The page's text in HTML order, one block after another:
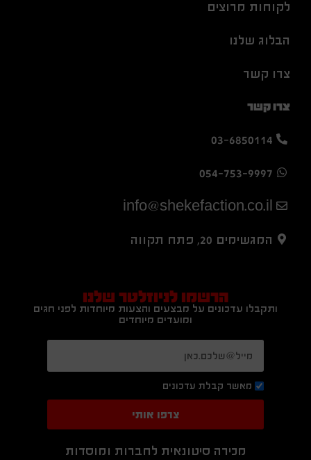
לקוחות מרוצים
הבלוג שלנו
צרו קשר
צרו קשר
03-6850114
054-753-9997
info@shekefaction.co.il
המגשימים 20, פתח תקווה
הרשמו לניוזלטר שלנו
ותקבלו עדכונים על מבצעים והצעות מיוחדות לפני חגים
ומועדים מיוחדים
מאשר קבלת עדכונים
צרפו אותי
מכירה סיטונאית לחברות ומוסדות